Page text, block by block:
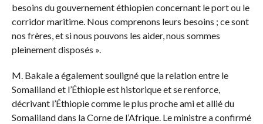
besoins du gouvernement éthiopien concernant le port ou le
corridor maritime. Nous comprenons leurs besoins ; ce sont
nos frères, et si nous pouvons les aider, nous sommes
pleinement disposés ».
M. Bakale a également souligné que la relation entre le
Somaliland et l’Éthiopie est historique et se renforce,
décrivant l’Éthiopie comme le plus proche ami et allié du
Somaliland dans la Corne de l’Afrique. Le ministre a confirmé